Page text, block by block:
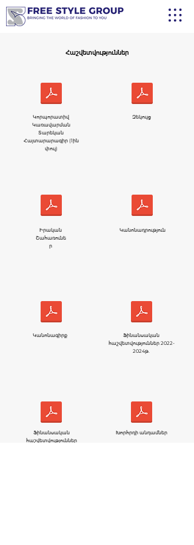
Հաշվետվություններ
Կորպորատիվ
Կառավարման
Տարեկան
Հայտարարագիր (1ին
փուլ)
Զեկույց
Իրական
Շահառունե
ր
Կանոնադրություն
Կանոնագիրք
Ֆինանսական
հաշվետվություններ 2022-
2024թ.
Ֆինանսական
հաշվետվություններ
Խորհրդի անդամներ